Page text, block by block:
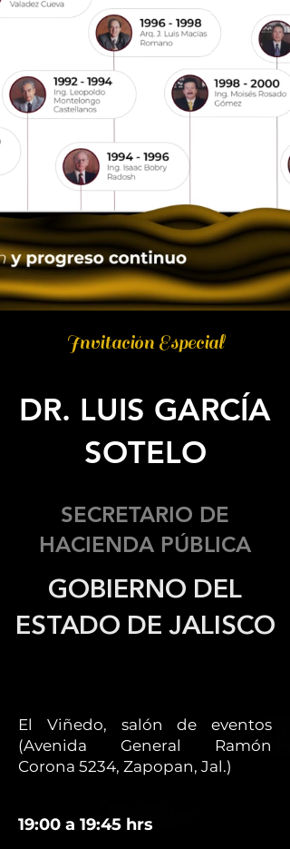
Invitación Especial
DR. LUIS GARCÍA
SOTELO
SECRETARIO DE
HACIENDA PÚBLICA
GOBIERNO DEL
ESTADO DE JALISCO
El Viñedo, salón de eventos
(Avenida General Ramón
Corona 5234, Zapopan, Jal.)
19:00 a 19:45 hrs